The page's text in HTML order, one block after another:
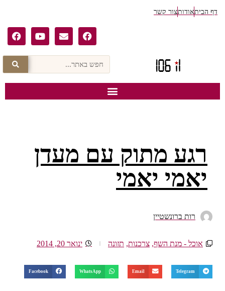
דף הביתאודותצור קשר
רגע מתוק עם מעדן
יאמי יאמי
רות ברונשטיין
אוכל - מנת השף, צרכנות, תזונה ינואר 20, 2014
Telegram
Email
WhatsApp
Facebook